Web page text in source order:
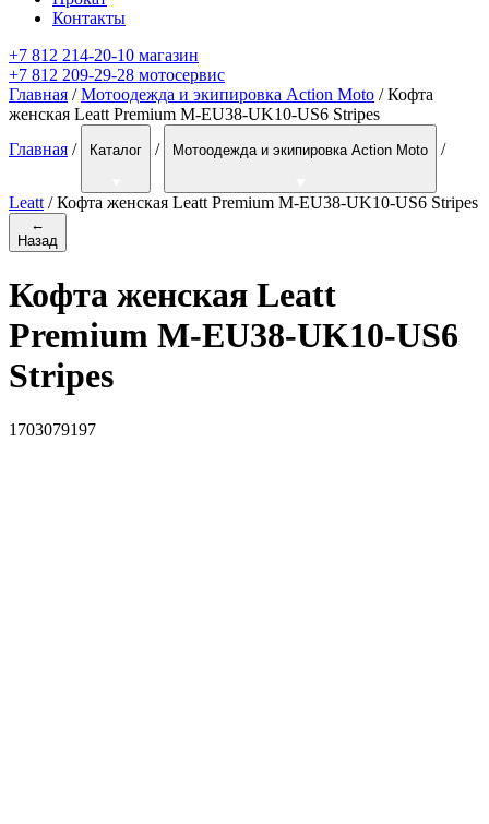
Контакты
+7 812 214-20-10 магазин
+7 812 209-29-28 мотосервис
Главная /Мотоодежда и экипировка Action Moto / Кофта
женская Leatt Premium M-EU38-UK10-US6 Stripes
Главная / Каталог / Мотоодежда и экипировка Action Moto /
Leatt / Кофта женская Leatt Premium M-EU38-UK10-US6 Stripes
←
Назад
Кофта женская Leatt
Premium M-EU38-UK10-US6
Stripes
1703079197